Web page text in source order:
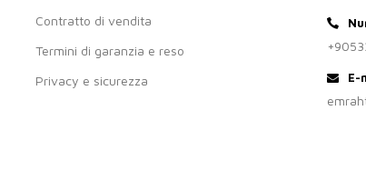
Contratto di vendita
Termini di garanzia e reso
Privacy e sicurezza
E-